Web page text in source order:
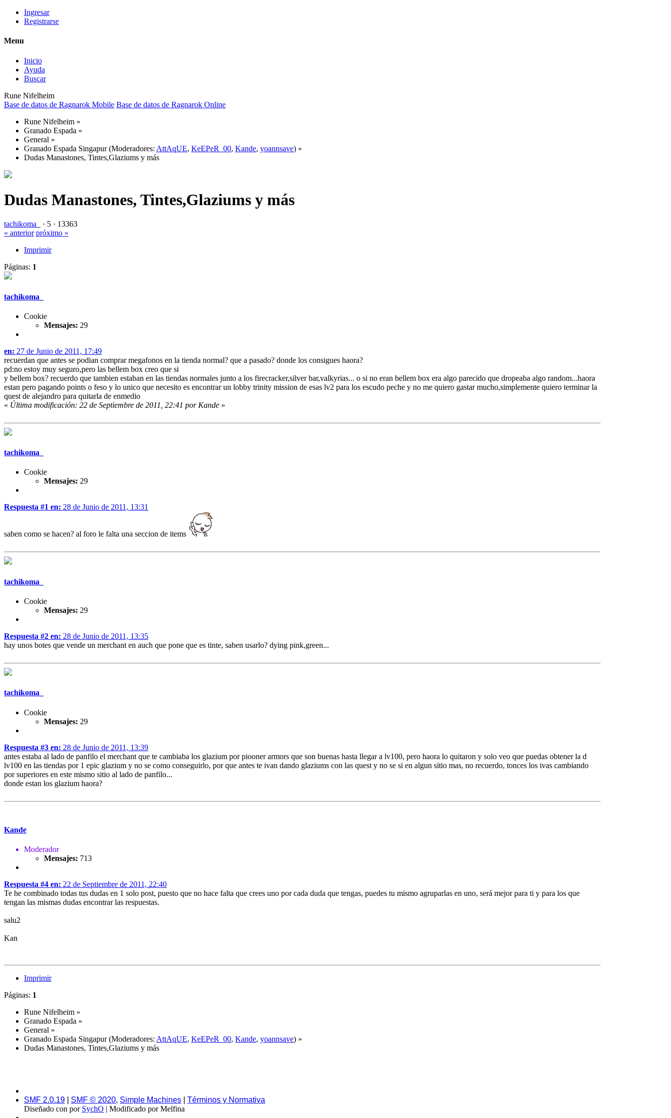
Ingresar
Registrarse
Menu
Inicio
Ayuda
Buscar
Rune Nifelheim
Base de datos de Ragnarok Mobile Base de datos de Ragnarok Online
Rune Nifelheim »
Granado Espada »
General »
Granado Espada Singapur(Moderadores: AttAqUE, KeEPeR_00, Kande, yoannsave) »
Dudas Manastones, Tintes,Glaziums y más
Dudas Manastones, Tintes,Glaziums y más
tachikoma_ · 5 · 13363
« anterior próximo »
Imprimir
Páginas: 1
tachikoma_
Cookie
Mensajes: 29
en: 27 de Junio de 2011, 17:49
recuerdan que antes se podian comprar megafonos en la tienda normal? que a pasado? donde los consigues haora?
pd:no estoy muy seguro,pero las bellem box creo que si
y bellem box? recuerdo que tambien estaban en las tiendas normales junto a los firecracker,silver bar,valkyrias... o si no eran bellem box era algo parecido que dropeaba algo random...haora
estan pero pagando points o feso y lo unico que necesito es encontrar un lobby trinity mission de esas lv2 para los escudo peche y no me quiero gastar mucho,simplemente quiero terminar la
quest de alejandro para quitarla de enmedio
« Última modificación: 22 de Septiembre de 2011, 22:41 por Kande »
tachikoma_
Cookie
Mensajes: 29
Respuesta #1 en: 28 de Junio de 2011, 13:31
saben como se hacen? al foro le falta una seccion de items
tachikoma_
Cookie
Mensajes: 29
Respuesta #2 en: 28 de Junio de 2011, 13:35
hay unos botes que vende un merchant en auch que pone que es tinte, saben usarlo? dying pink,green...
tachikoma_
Cookie
Mensajes: 29
Respuesta #3 en: 28 de Junio de 2011, 13:39
antes estaba al lado de panfilo el merchant que te cambiaba los glazium por piooner armors que son buenas hasta llegar a lv100, pero haora lo quitaron y solo veo que puedas obtener la d
lv100 en las tiendas por 1 epic glazium y no se como conseguirlo, por que antes te ivan dando glaziums con las quest y no se si en algun sitio mas, no recuerdo, tonces los ivas cambiando
por superiores en este mismo sitio al lado de panfilo...
donde estan los glazium haora?
Kande
Moderador
Mensajes: 713
Respuesta #4 en: 22 de Septiembre de 2011, 22:40
Te he combinado todas tus dudas en 1 solo post, puesto que no hace falta que crees uno por cada duda que tengas, puedes tu mismo agruparlas en uno, será mejor para ti y para los que
tengan las mismas dudas encontrar las respuestas.
salu2
Kan
Imprimir
Páginas: 1
Rune Nifelheim »
Granado Espada »
General »
Granado Espada Singapur(Moderadores: AttAqUE, KeEPeR_00, Kande, yoannsave) »
Dudas Manastones, Tintes,Glaziums y más
SMF 2.0.19 SMF © 2020, Simple Machines
Términos y Normativa
Diseñado con por SychO | Modificado por Melfina